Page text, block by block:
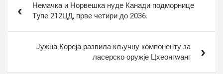
чланкаНемачка и Норвешка нуде Канади подморнице
Тyпе 212ЦД, прве четири до 2036.
Јужна Кореја развила кључну компоненту за
ласерско оружје Цхеонгwанг